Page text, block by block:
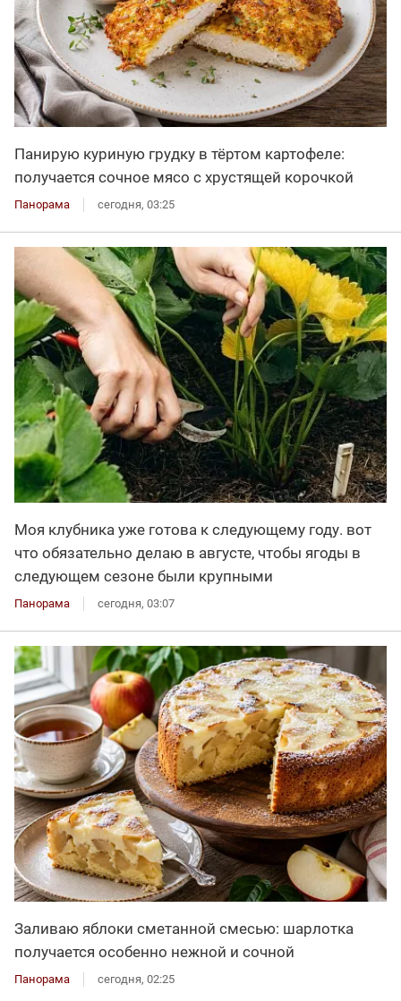
Панирую куриную грудку в тёртом картофеле:
получается сочное мясо с хрустящей корочкой
Панорама сегодня, 03:25
Моя клубника уже готова к следующему году. вот
что обязательно делаю в августе, чтобы ягоды в
следующем сезоне были крупными
Панорама сегодня, 03:07
Заливаю яблоки сметанной смесью: шарлотка
получается особенно нежной и сочной
Панорама сегодня, 02:25